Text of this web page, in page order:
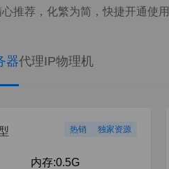
推荐，化繁为简，快捷开通使用
器代理IP物理机
热销 独家资源
内存:0.5G